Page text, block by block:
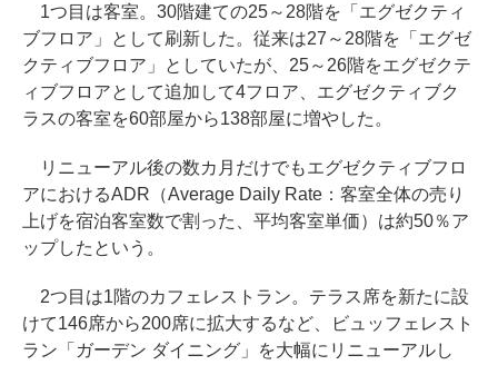
1つ目は客室。30階建ての25～28階を「エグゼクティ
ブフロア」として刷新した。従来は27～28階を「エグゼ
クティブフロア」としていたが、25～26階をエグゼクテ
ィブフロアとして追加して4フロア、エグゼクティブク
ラスの客室を60部屋から138部屋に増やした。
リニューアル後の数カ月だけでもエグゼクティブフロ
アにおけるADR（Average Daily Rate：客室全体の売り
上げを宿泊客室数で割った、平均客室単価）は約50％ア
ップしたという。
2つ目は1階のカフェレストラン。テラス席を新たに設
けて146席から200席に拡大するなど、ビュッフェレスト
ラン「ガーデン ダイニング」を大幅にリニューアルし